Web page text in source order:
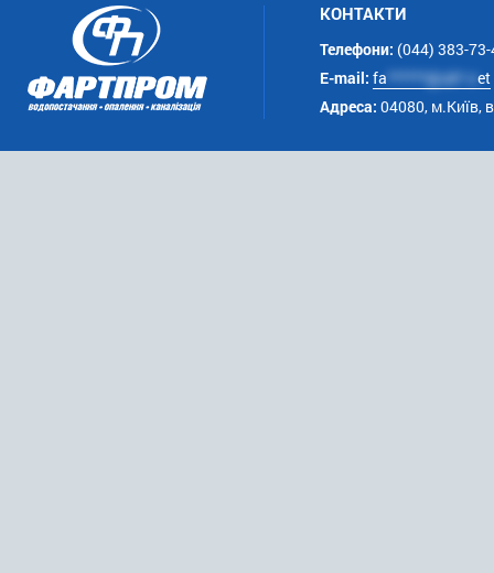
КОНТАКТИ
Телефони: (044) 383-
E-mail: fa ******@uk*.net
Адреса: 04080, м.Київ,